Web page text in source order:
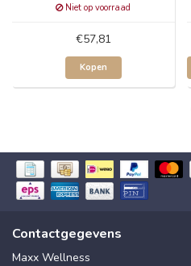
Niet op voorraad
€57,81
Kopen
Contactgegevens
Maxx Wellness